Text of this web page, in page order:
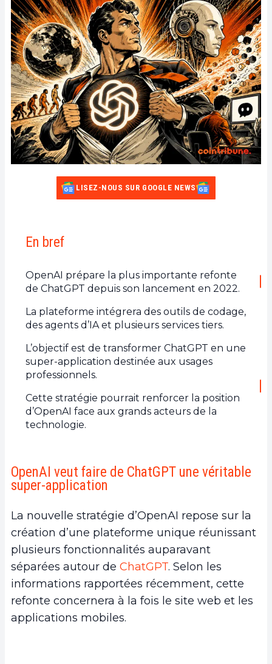
LISEZ-NOUS SUR GOOGLE NEWS
En bref
OpenAI prépare la plus importante refonte
de ChatGPT depuis son lancement en 2022.
La plateforme intégrera des outils de codage,
des agents d’IA et plusieurs services tiers.
L’objectif est de transformer ChatGPT en une
super-application destinée aux usages
professionnels.
Cette stratégie pourrait renforcer la position
d’OpenAI face aux grands acteurs de la
technologie.
OpenAI veut faire de ChatGPT une véritable
super-application
La nouvelle stratégie d’OpenAI repose sur la
création d’une plateforme unique réunissant
plusieurs fonctionnalités auparavant
séparées autour de ChatGPT. Selon les
informations rapportées récemment, cette
refonte concernera à la fois le site web et les
applications mobiles.